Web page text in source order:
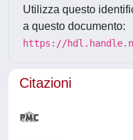
Utilizza questo
a questo documento:
https://
Citazioni